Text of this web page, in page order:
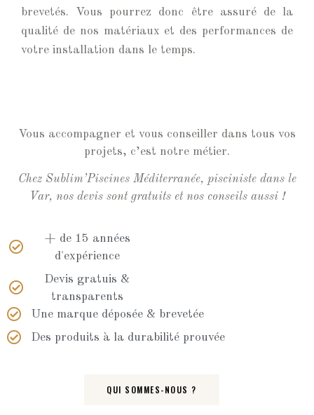
brevetés. Vous pourrez donc être assuré de la
qualité de nos matériaux et des performances de
votre installation dans le temps.
Vous accompagner et vous conseiller dans tous vos
projets, c’est notre métier.
Chez Sublim’Piscines Méditerranée, pisciniste dans le
Var, nos devis sont gratuits et nos conseils aussi !
+ de 15 années
d'expérience
Devis gratuis &
transparents
Une marque déposée & brevetée
Des produits à la durabilité prouvée
QUI SOMMES-NOUS ?